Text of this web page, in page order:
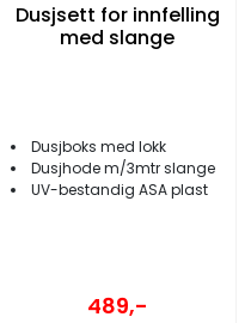
Dusjsett for innfelling
med slange
Dusjboks med lokk
Dusjhode m/3mtr slange
UV-bestandig ASA plast
489,-